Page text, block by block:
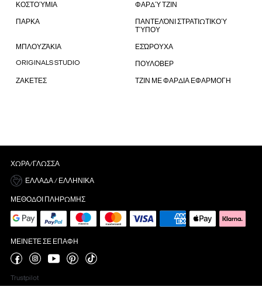
ΚΟΣΤΟΎΜΙΑ ΦΑΡΔΎ ΤΖΙΝ
ΠΑΡΚΑ
ΠΑΝΤΕΛΌΝΙ ΣΤΡΑΤΙΩΤΙΚΟΎ
ΤΎΠΟΥ
ΜΠΛΟΥΖΆΚΙΑ ΕΣΏΡΟΥΧΑ
ORIGINALS STUDIO ΠΟΥΛΟΒΕΡ
ΖΑΚΕΤΕΣ ΤΖΙΝ ΜΕ ΦΑΡΔΙΑ ΕΦΑΡΜΟΓΗ
ΧΏΡΑ/ΓΛΏΣΣΑ
ΕΛΛΆΔΑ / ΕΛΛΗΝΙΚΆ
ΜΈΘΟΔΟΙ ΠΛΗΡΩΜΉΣ
ΜΕΊΝΕΤΕ ΣΕ ΕΠΑΦΉ
Trustpilot